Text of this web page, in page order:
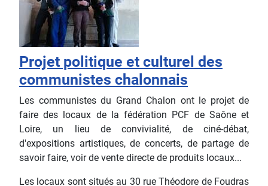
Projet politique et culturel des
communistes chalonnais
Les communistes du Grand Chalon ont le projet de
faire des locaux de la fédération PCF de Saône et
Loire, un lieu de convivialité, de ciné-débat,
d'expositions artistiques, de concerts, de partage de
savoir faire, voir de vente directe de produits locaux...
Les locaux sont situés au 30 rue Théodore de Foudras